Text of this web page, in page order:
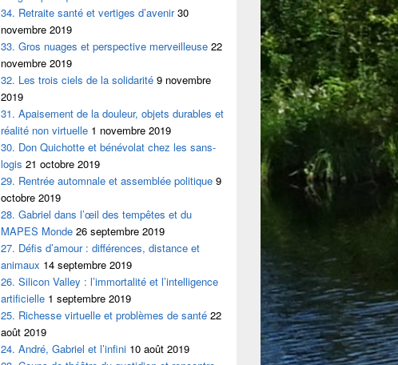
34. Retraite santé et vertiges d’avenir 30
novembre 2019
33. Gros nuages et perspective merveilleuse 22
novembre 2019
32. Les trois ciels de la solidarité 9 novembre
2019
31. Apaisement de la douleur, objets durables et
réalité non virtuelle 1 novembre 2019
30. Don Quichotte et bénévolat chez les sans-
logis 21 octobre 2019
29. Rentrée automnale et assemblée politique 9
octobre 2019
28. Gabriel dans l’œil des tempêtes et du
MAPES Monde 26 septembre 2019
27. Défis d’amour : différences, distance et
animaux 14 septembre 2019
26. Silicon Valley : l’immortalité et l’intelligence
artificielle 1 septembre 2019
25. Richesse virtuelle et problèmes de santé 22
août 2019
24. André, Gabriel et l’infini 10 août 2019